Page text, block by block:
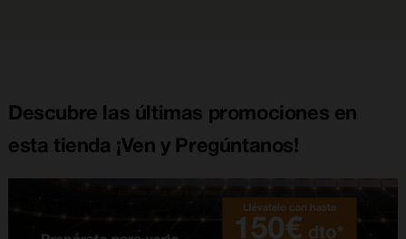
Descubre las últimas promociones en
esta tienda ¡Ven y Pregúntanos!